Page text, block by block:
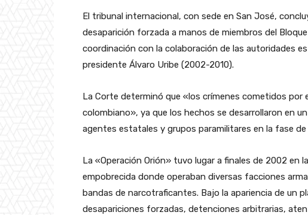
El tribunal internacional, con sede en San José,
desaparición forzada a manos de miembros del
coordinación con la colaboración de las autoridades
presidente Álvaro Uribe (2002-2010).
La Corte determinó que «los crímenes cometidos por
colombiano», ya que los hechos se desarrollaron en
agentes estatales y grupos paramilitares en la fase de
La «Operación Orión» tuvo lugar a finales de 2002 en
empobrecida donde operaban diversas facciones
bandas de narcotraficantes. Bajo la apariencia de un
desapariciones forzadas, detenciones arbitrarias,